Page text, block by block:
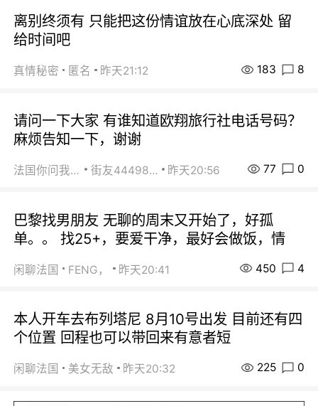
离别终须有 只能把这份情谊放在心底深处 留
给时间吧
真情秘密 匿名 昨天21:12 183 8
请问一下大家 有谁知道欧翔旅行社电话号码？
麻烦告知一下，谢谢
法国你问我答 街友44498484 昨天20:56 77 0
巴黎找男朋友 无聊的周末又开始了，好孤
单。。 找25+，要爱干净，最好会做饭，情
闲聊法国 FENG， 昨天20:41 450 4
本人开车去布列塔尼 8月10号出发 目前还有四
个位置 回程也可以带回来有意者短
闲聊法国 美女无敌 昨天20:32 225 0